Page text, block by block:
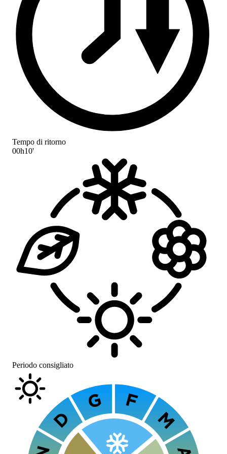
Tempo di ritorno
00h10'
Periodo consigliato